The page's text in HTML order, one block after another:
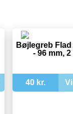
Bøjlegreb Flad
- 96 mm,
40 kr.